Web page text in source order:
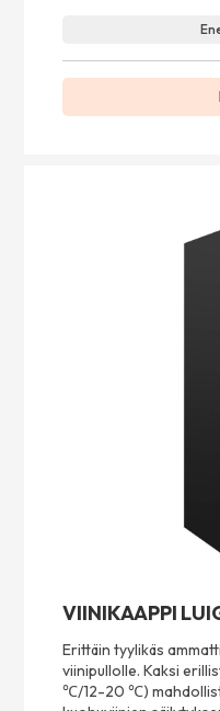
VIINIKAAPPI
Erittäin tyylikäs
viinipullolle. Kaksi
℃/12-20 ℃)